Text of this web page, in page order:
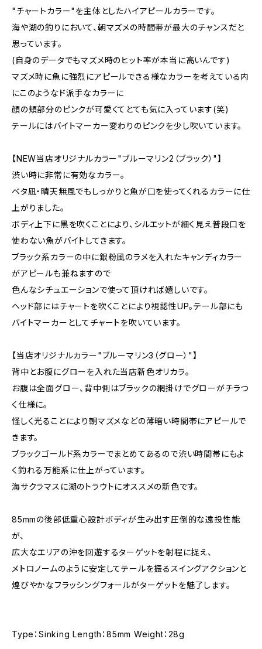
"チャートカラー"を主体としたハイアピールカラーです。
海や湖の釣りにおいて、朝マズメの時間帯が最大のチャンスだと
思っています。
(自身のデータでもマズメ時のヒット率が本当に高いんです)
マズメ時に魚に強烈にアピールできる様なカラーを考えている内
にこのようなド派手なカラーに
顔の頬部分のピンクが可愛くてとても気に入っています(笑)
テールにはバイトマーカー変わりのピンクを少し吹いています。
【NEW当店オリジナルカラー"ブルーマリン2（ブラック）"】
渋い時に非常に有効なカラー。
ベタ凪・晴天無風でもしっかりと魚が口を使ってくれるカラーに仕
上がりました。
ボディ上下に黒を吹くことにより、シルエットが細く見え普段口を
使わない魚がバイトしてきます。
ブラック系カラーの中に銀粉風のラメを入れたキャンディカラー
がアピールも兼ねますので
色んなシチュエーションで使って頂ければ嬉しいです。
ヘッド部にはチャートを吹くことにより視認性UP。テール部にも
バイトマーカーとしてチャートを吹いています。
【当店オリジナルカラー"ブルーマリン3（グロー）"】
背中とお腹にグローを入れた当店新色オリカラ。
お腹は全面グロー、背中側はブラックの網掛けでグローがチラつ
く仕様に。
怪しく光ることにより朝マズメなどの薄暗い時間帯にアピールで
きます。
ブラックゴールド系カラーでまとめてあるので渋い時間帯にもよ
く釣れる万能系に仕上がっています。
海サクラマスに湖のトラウトにオススメの新色です。
85mmの後部低重心設計ボディが生み出す圧倒的な遠投性能
が、
広大なエリアの沖を回遊するターゲットを射程に捉え、
メトロノームのように安定してテールを振るスイングアクションと
煌びやかなフラッシングフォールがターゲットを魅了します。
Type：Sinking Length：85mm Weight：28g